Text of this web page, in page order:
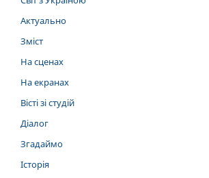
Актуально
Зміст
На сценах
На екранах
Вісті зі студій
Діалог
Згадаймо
Історія